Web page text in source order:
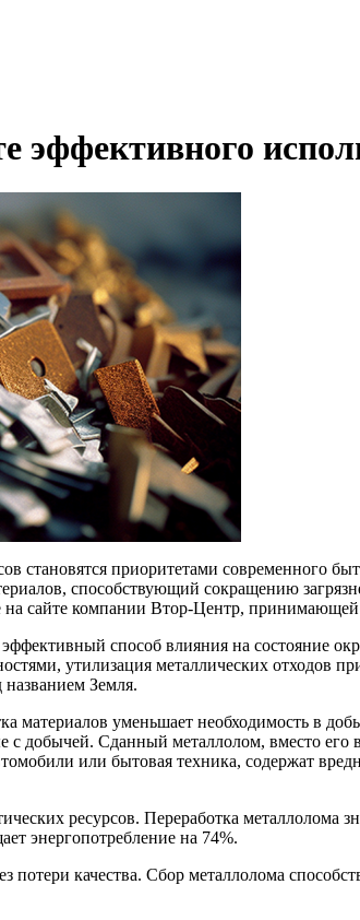
эффективного
становятся приоритетами современного
способствующий сокращению
на сайте компании Втор-Центр,
способ влияния на состояние
утилизация металлических отходов
Земля.
материалов уменьшает необходимость в
с добычей. Сданный металлолом, вместо
или бытовая техника, содержат
ресурсов. Переработка металлолома
энергопотребление на 74%.
качества. Сбор металлолома